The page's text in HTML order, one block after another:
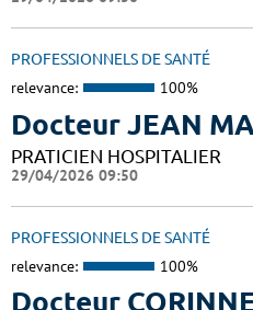
PROFESSIONNELS DE SANTÉ
relevance: 100%
Docteur JEAN
PRATICIEN HOSPITALIER
29/04/2026 09:50
PROFESSIONNELS DE SANTÉ
relevance: 100%
Docteur